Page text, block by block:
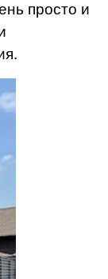
просто и